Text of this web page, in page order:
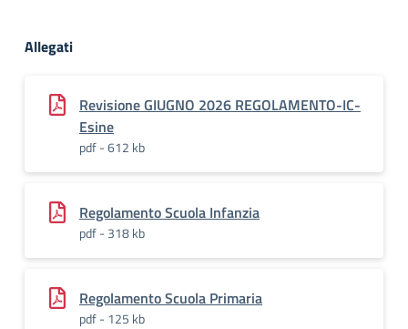
Allegati
Revisione GIUGNO 2026 REGOLAMENTO-IC-
Esine
pdf - 612 kb
Regolamento Scuola Infanzia
pdf - 318 kb
Regolamento Scuola Primaria
pdf - 125 kb